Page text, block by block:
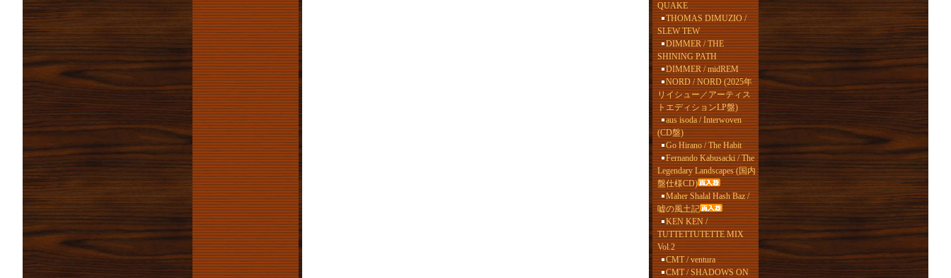
QUAKE
THOMAS DIMUZIO /
SLEW TEW
DIMMER / THE
SHINING PATH
DIMMER / midREM
NORD / NORD (2025年
リイシュー／アーティス
トエディションLP盤)
aus isoda / Interwoven
(CD盤)
Go Hirano / The Habit
Fernando Kabusacki / The
Legendary Landscapes (国内
盤仕様CD)
Maher Shalal Hash Baz /
嘘の風土記
KEN KEN /
TUTTETTUTETTE MIX
Vol.2
CMT / ventura
CMT / SHADOWS ON